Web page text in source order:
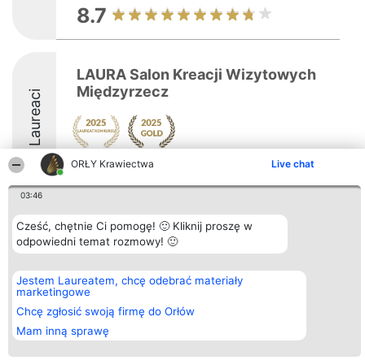
ORŁY Krawiectwa Live chat
03:46
Cześć, chętnie Ci pomogę! 🙂 Kliknij proszę w
odpowiedni temat rozmowy! 🙂
Jestem Laureatem, chcę odebrać materiały
marketingowe
Chcę zgłosić swoją firmę do Orłów
Mam inną sprawę
8.7
Laureaci
LAURA Salon Kreacji Wizytowych
Międzyrzecz
9.5
Organizator plebiscytu
Bright Side Solutions sp. z o.
o. sp. k.
Wrocław 50-079
KRS 0000749100 | Regon
381313360 | NIP 8943132676
+48 508 492 400
Plebiscyt
Laureaci
Lista
Laureatów
Polityka
Kontakt